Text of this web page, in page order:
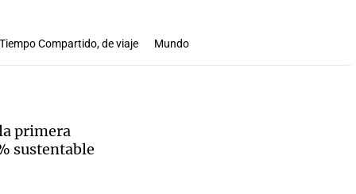
Tiempo Compartido, de viaje Mundo
primera
sustentable